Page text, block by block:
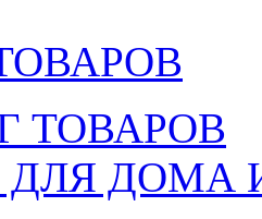
ТОВАРОВ
ДЛЯ ДОМА